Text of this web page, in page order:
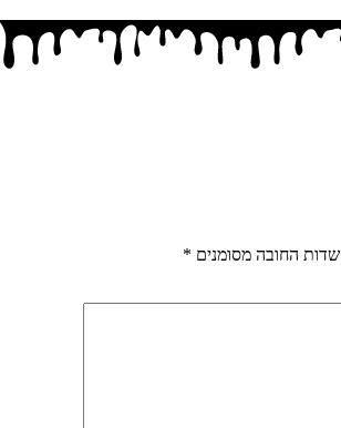
שדות החובה מסומנים *